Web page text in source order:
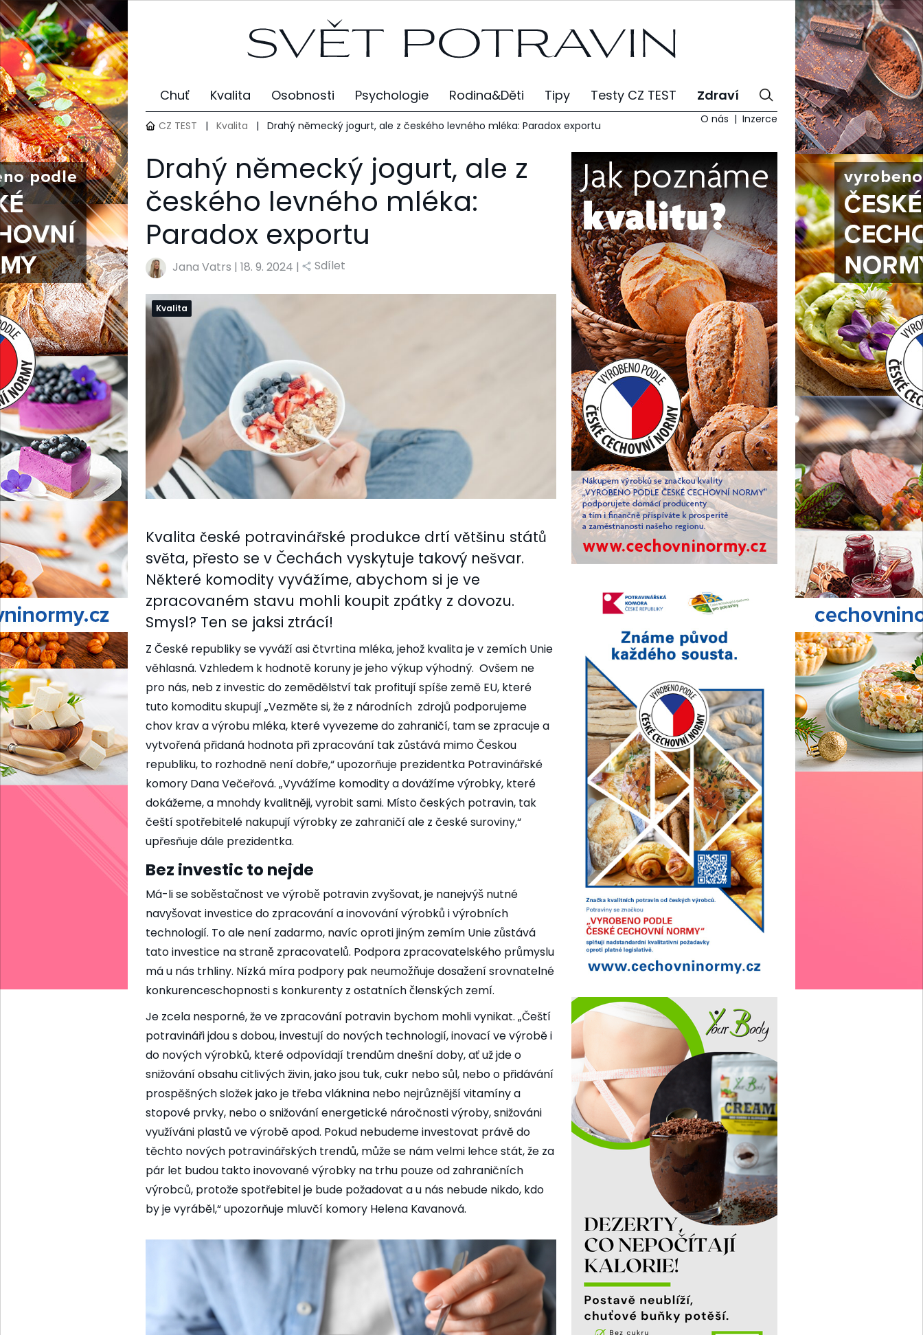
Chuť Kvalita Osobnosti Psychologie Rodina&Děti Tipy Testy CZ TEST Zdraví
CZ TEST | Kvalita | Drahý německý jogurt, ale z českého levného mléka: Paradox exportu O nás Inzerce
Drahý německý jogurt, ale z
českého levného mléka:
Paradox exportu
Jana Vatrs | 18. 9. 2024 | Sdílet
Kvalita
Kvalita české potravinářské produkce drtí většinu států
světa, přesto se v Čechách vyskytuje takový nešvar.
Některé komodity vyvážíme, abychom si je ve
zpracovaném stavu mohli koupit zpátky z dovozu.
Smysl? Ten se jaksi ztrácí!
Z České republiky se vyváží asi čtvrtina mléka, jehož kvalita je v zemích Unie
věhlasná. Vzhledem k hodnotě koruny je jeho výkup výhodný. Ovšem ne
pro nás, neb z investic do zemědělství tak profitují spíše země EU, které
tuto komoditu skupují „Vezměte si, že z národních zdrojů podporujeme
chov krav a výrobu mléka, které vyvezeme do zahraničí, tam se zpracuje a
vytvořená přidaná hodnota při zpracování tak zůstává mimo Českou
republiku, to rozhodně není dobře,“ upozorňuje prezidentka Potravinářské
komory Dana Večeřová. „Vyvážíme komodity a dovážíme výrobky, které
dokážeme, a mnohdy kvalitněji, vyrobit sami. Místo českých potravin, tak
čeští spotřebitelé nakupují výrobky ze zahraničí ale z české suroviny,“
upřesňuje dále prezidentka.
Bez investic to nejde
Má-li se soběstačnost ve výrobě potravin zvyšovat, je nanejvýš nutné
navyšovat investice do zpracování a inovování výrobků i výrobních
technologií. To ale není zadarmo, navíc oproti jiným zemím Unie zůstává
tato investice na straně zpracovatelů. Podpora zpracovatelského průmyslu
má u nás trhliny. Nízká míra podpory pak neumožňuje dosažení srovnatelné
konkurenceschopnosti s konkurenty z ostatních členských zemí.
Je zcela nesporné, že ve zpracování potravin bychom mohli vynikat. „Čeští
potravináři jdou s dobou, investují do nových technologií, inovací ve výrobě i
do nových výrobků, které odpovídají trendům dnešní doby, ať už jde o
snižování obsahu citlivých živin, jako jsou tuk, cukr nebo sůl, nebo o přidávání
prospěšných složek jako je třeba vláknina nebo nejrůznější vitamíny a
stopové prvky, nebo o snižování energetické náročnosti výroby, snižováni
využíváni plastů ve výrobě apod. Pokud nebudeme investovat právě do
těchto nových potravinářských trendů, může se nám velmi lehce stát, že za
pár let budou takto inovované výrobky na trhu pouze od zahraničních
výrobců, protože spotřebitel je bude požadovat a u nás nebude nikdo, kdo
by je vyráběl,“ upozorňuje mluvčí komory Helena Kavanová.